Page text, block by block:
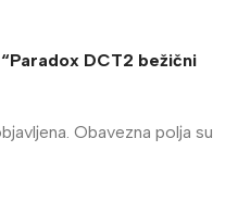
DCT2 bežični
Obavezna polja su